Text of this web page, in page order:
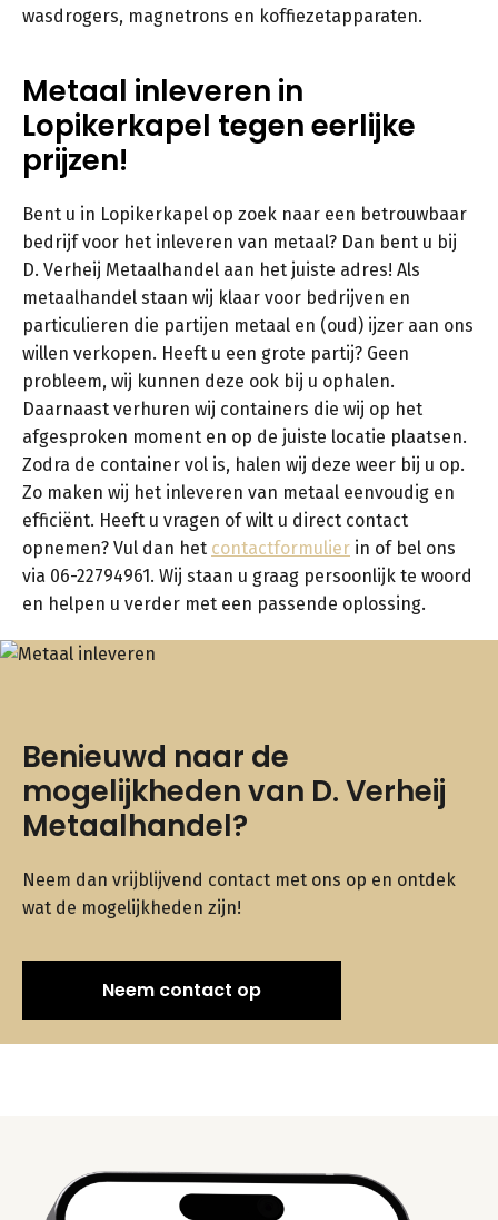
wasdrogers, magnetrons en koffiezetapparaten.
Metaal inleveren in
Lopikerkapel tegen eerlijke
prijzen!
Bent u in Lopikerkapel op zoek naar een betrouwbaar
bedrijf voor het inleveren van metaal? Dan bent u bij
D. Verheij Metaalhandel aan het juiste adres! Als
metaalhandel staan wij klaar voor bedrijven en
particulieren die partijen metaal en (oud) ijzer aan ons
willen verkopen. Heeft u een grote partij? Geen
probleem, wij kunnen deze ook bij u ophalen.
Daarnaast verhuren wij containers die wij op het
afgesproken moment en op de juiste locatie plaatsen.
Zodra de container vol is, halen wij deze weer bij u op.
Zo maken wij het inleveren van metaal eenvoudig en
efficiënt. Heeft u vragen of wilt u direct contact
opnemen? Vul dan het contactformulier in of bel ons
via 06-22794961. Wij staan u graag persoonlijk te woord
en helpen u verder met een passende oplossing.
Benieuwd naar de
mogelijkheden van D. Verheij
Metaalhandel?
Neem dan vrijblijvend contact met ons op en ontdek
wat de mogelijkheden zijn!
Neem contact op